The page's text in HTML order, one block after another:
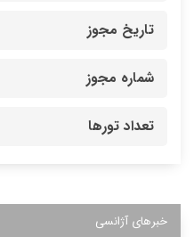
تاریخ مجوز
شماره مجوز
تعداد تورها
خبرهای آژانسی